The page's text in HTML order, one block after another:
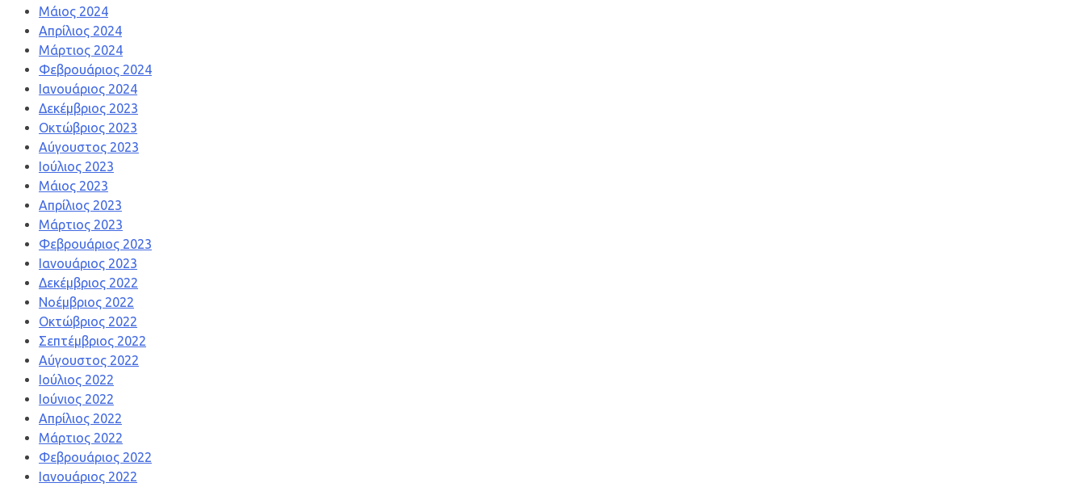
Μάιος 2024
Απρίλιος 2024
Μάρτιος 2024
Φεβρουάριος 2024
Ιανουάριος 2024
Δεκέμβριος 2023
Οκτώβριος 2023
Αύγουστος 2023
Ιούλιος 2023
Μάιος 2023
Απρίλιος 2023
Μάρτιος 2023
Φεβρουάριος 2023
Ιανουάριος 2023
Δεκέμβριος 2022
Νοέμβριος 2022
Οκτώβριος 2022
Σεπτέμβριος 2022
Αύγουστος 2022
Ιούλιος 2022
Ιούνιος 2022
Απρίλιος 2022
Μάρτιος 2022
Φεβρουάριος 2022
Ιανουάριος 2022